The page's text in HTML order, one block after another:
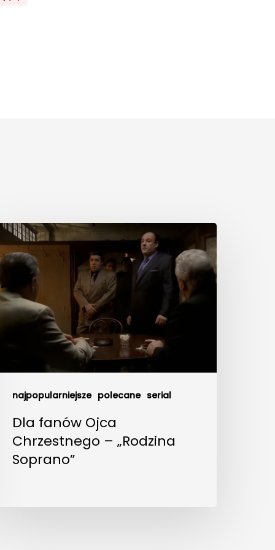
najpopularniejsze polecane serial
Dla fanów Ojca
Chrzestnego – „Rodzina
Soprano”